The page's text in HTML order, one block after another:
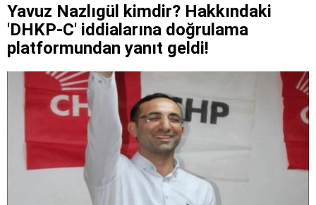
Yavuz Nazlıgül kimdir? Hakkındaki
'DHKP-C' iddialarına doğrulama
platformundan yanıt geldi!